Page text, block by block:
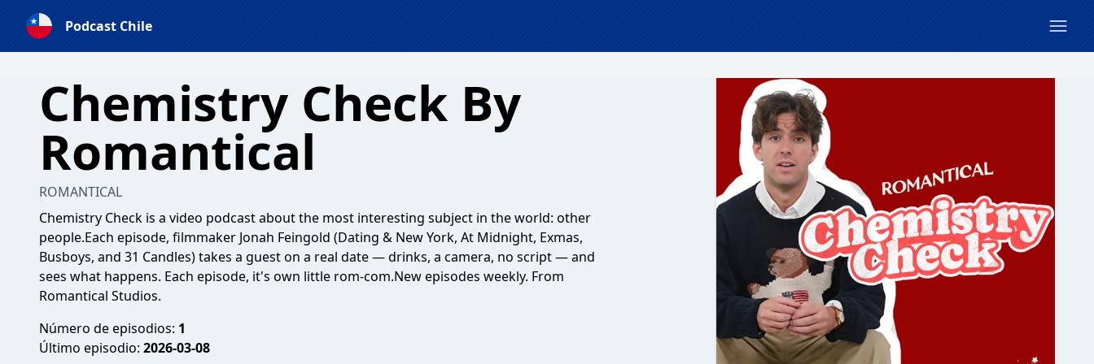
Podcast Chile
Chemistry Check By
Romantical
ROMANTICAL
Chemistry Check is a video podcast about the most interesting subject in the world: other
people.Each episode, filmmaker Jonah Feingold (Dating & New York, At Midnight, Exmas,
Busboys, and 31 Candles) takes a guest on a real date — drinks, a camera, no script — and
sees what happens. Each episode, it's own little rom-com.New episodes weekly. From
Romantical Studios.
Número de episodios: 1
Último episodio: 2026-03-08